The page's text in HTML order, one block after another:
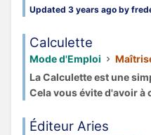
Updated 3 years ago by
Calculette
Mode d'Emploi
La Calculette est une
Cela vous évite d'avoir à
Éditeur Aries